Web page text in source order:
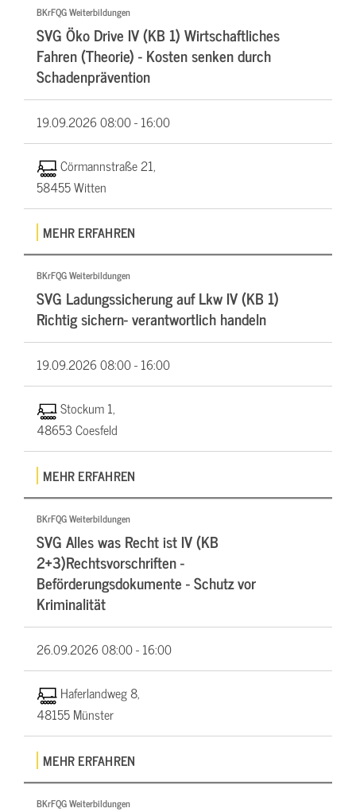
BKrFQG Weiterbildungen
SVG Öko Drive IV (KB 1) Wirtschaftliches
Fahren (Theorie) - Kosten senken durch
Schadenprävention
19.09.202608:00 - 16:00
Cörmannstraße 21,
58455 Witten
MEHR ERFAHREN
BKrFQG Weiterbildungen
SVG Ladungssicherung auf Lkw IV (KB 1)
Richtig sichern- verantwortlich handeln
19.09.202608:00 - 16:00
Stockum 1,
48653 Coesfeld
MEHR ERFAHREN
BKrFQG Weiterbildungen
SVG Alles was Recht ist IV (KB
2+3)Rechtsvorschriften -
Beförderungsdokumente - Schutz vor
Kriminalität
26.09.202608:00 - 16:00
Haferlandweg 8,
48155 Münster
MEHR ERFAHREN
BKrFQG Weiterbildungen